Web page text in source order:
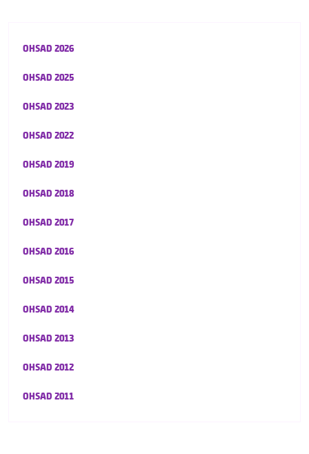
OHSAD 2026
OHSAD 2025
OHSAD 2023
OHSAD 2022
OHSAD 2019
OHSAD 2018
OHSAD 2017
OHSAD 2016
OHSAD 2015
OHSAD 2014
OHSAD 2013
OHSAD 2012
OHSAD 2011